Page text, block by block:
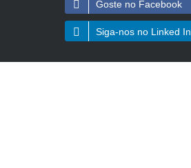
Goste no Facebook
Siga-nos no Linked In